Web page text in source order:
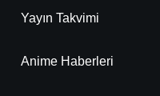
Yayın Takvimi
Anime Haberleri